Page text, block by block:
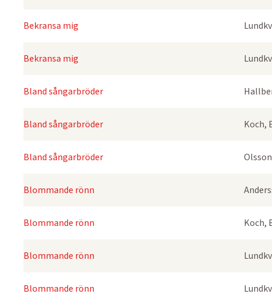
Bekransa mig
Bekransa mig
Bland sångarbröder
Bland sångarbröder Koch,
Bland sångarbröder
Blommande rönn
Blommande rönn Koch,
Blommande rönn
Blommande rönn